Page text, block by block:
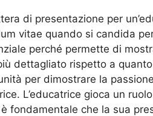
di presentazione per
vitae quando si candida
perché permette di
dettagliato rispetto a
per dimostrare la
L’educatrice gioca un
fondamentale che la sua